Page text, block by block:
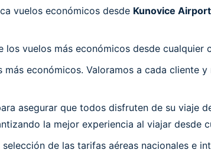
vuelos económicos desde Kunovice
vuelos más económicos desde cualquier
económicos. Valoramos a cada cliente
asegurar que todos disfruten de su viaje
la mejor experiencia al viajar desde
de las tarifas aéreas nacionales e